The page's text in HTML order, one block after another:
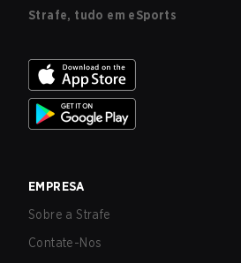
Strafe, tudo em eSports
EMPRESA
Sobre a Strafe
Contate-Nos